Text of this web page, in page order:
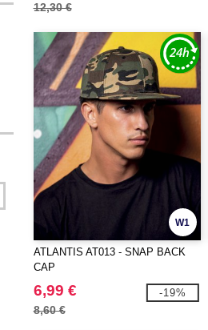
12,30 €
W1
ATLANTIS AT013 - SNAP BACK
CAP
6,99 €
8,60 €
-19%